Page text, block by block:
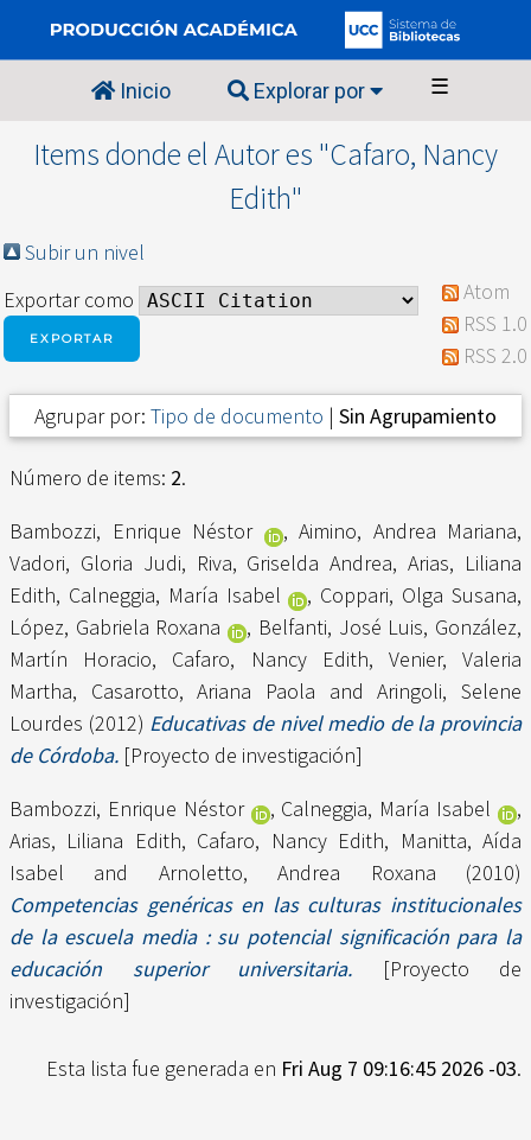
Inicio Explorar por ☰
Items donde el Autor es "Cafaro, Nancy
Edith"
Subir un nivel
Exportar como
Atom
RSS 1.0
RSS 2.0
Agrupar por: Tipo de documento | Sin Agrupamiento
Número de items: 2.
Bambozzi, Enrique Néstor
, Aimino, Andrea Mariana,
Vadori, Gloria Judi, Riva, Griselda Andrea,Arias, Liliana
Edith, Calneggia, María Isabel , Coppari, Olga Susana,
López, Gabriela Roxana
, Belfanti, José Luis, González,
Martín Horacio, Cafaro, Nancy Edith, Venier, Valeria
Martha, Casarotto, Ariana Paola andAringoli, Selene
Lourdes (2012) Educativas de nivel medio de la provincia
de Córdoba. [Proyecto de investigación]
Bambozzi, Enrique Néstor
, Calneggia, María Isabel
,
Arias, Liliana Edith, Cafaro, Nancy Edith, Manitta, Aída
Isabel and Arnoletto, Andrea Roxana (2010)
Competencias genéricas en las culturas institucionales
de la escuela media : su potencial significación para la
educación superior universitaria. [Proyecto de
investigación]
Esta lista fue generada en Fri Aug 7 09:16:45 2026 -03.